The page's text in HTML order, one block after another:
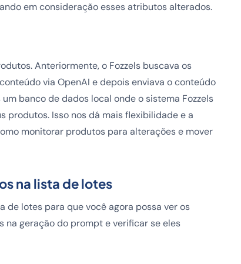
em consideração esses atributos alterados.
Anteriormente, o Fozzels buscava os
via OpenAI e depois enviava o conteúdo
banco de dados local onde o sistema Fozzels
produtos. Isso nos dá mais flexibilidade e a
monitorar produtos para alterações e mover
na lista de lotes
lotes para que você agora possa ver os
na geração do prompt e verificar se eles